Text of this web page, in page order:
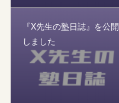
『X先生の塾日誌』を公開
しました